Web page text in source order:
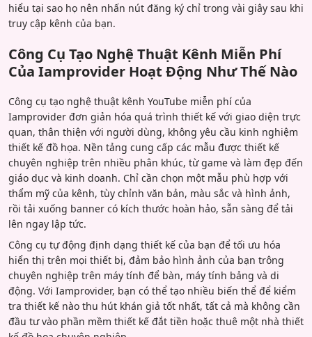
hiểu tại sao họ nên nhấn nút đăng ký chỉ trong vài giây sau khi
truy cập kênh của bạn.
Công Cụ Tạo Nghệ Thuật Kênh Miễn Phí
Của Iamprovider Hoạt Động Như Thế Nào
Công cụ tạo nghệ thuật kênh YouTube miễn phí của
Iamprovider đơn giản hóa quá trình thiết kế với giao diện trực
quan, thân thiện với người dùng, không yêu cầu kinh nghiệm
thiết kế đồ họa. Nền tảng cung cấp các mẫu được thiết kế
chuyên nghiệp trên nhiều phân khúc, từ game và làm đẹp đến
giáo dục và kinh doanh. Chỉ cần chọn một mẫu phù hợp với
thẩm mỹ của kênh, tùy chỉnh văn bản, màu sắc và hình ảnh,
rồi tải xuống banner có kích thước hoàn hảo, sẵn sàng để tải
lên ngay lập tức.
Công cụ tự động định dạng thiết kế của bạn để tối ưu hóa
hiển thị trên mọi thiết bị, đảm bảo hình ảnh của bạn trông
chuyên nghiệp trên máy tính để bàn, máy tính bảng và di
động. Với Iamprovider, bạn có thể tạo nhiều biến thể để kiểm
tra thiết kế nào thu hút khán giả tốt nhất, tất cả mà không cần
đầu tư vào phần mềm thiết kế đắt tiền hoặc thuê một nhà thiết